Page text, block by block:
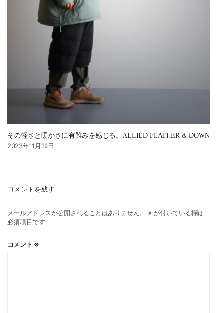
その軽さと暖かさに有難みを感じる。ALLIED FEATHER & DOWN
2023年11月19日
コメントを残す
メールアドレスが公開されることはありません。 ※ が付いている欄は
必須項目です
コメント ※